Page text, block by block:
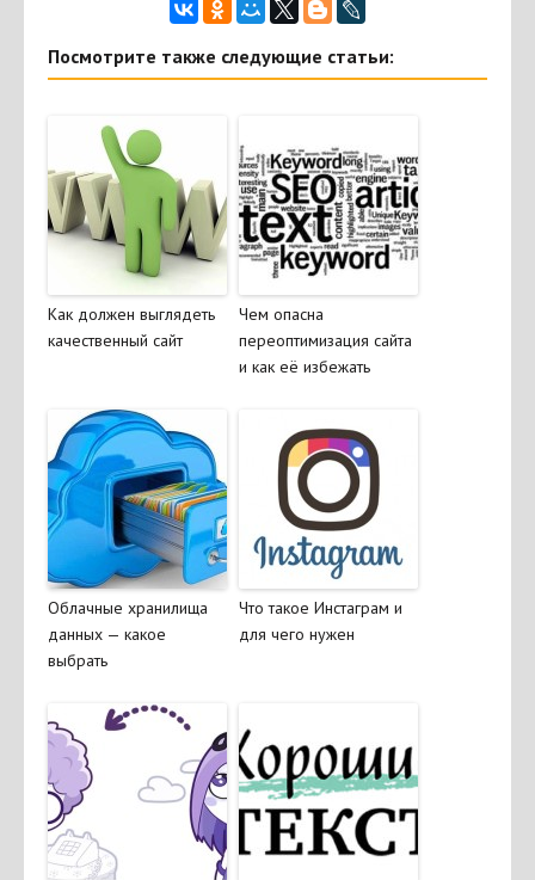
Посмотрите также следующие статьи:
Как должен выглядеть
качественный сайт
Чем опасна
переоптимизация сайта
и как её избежать
Облачные хранилища
данных — какое
выбрать
Что такое Инстаграм и
для чего нужен